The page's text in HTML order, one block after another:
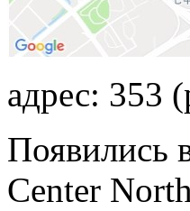
адрес: 353
Появились
Center